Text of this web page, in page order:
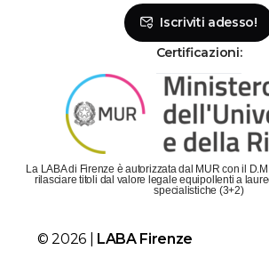
Iscriviti adesso!
Certificazioni:
La LABA di Firenze è autorizzata dal MUR con il
rilasciare titoli dal valore legale equipollenti a
specialistiche (3+2)
© 2026 | LABA Firenze
Se hai bisogno, chiamaci!
Lunedì - Venerdì: dalle 9 alle 19
Sabato: dalle 9 alle 14
Parla con la
Contattaci su Whatsapp!
Il metodo più veloce per metterti in
LABA è scriverci su Whatsapp!